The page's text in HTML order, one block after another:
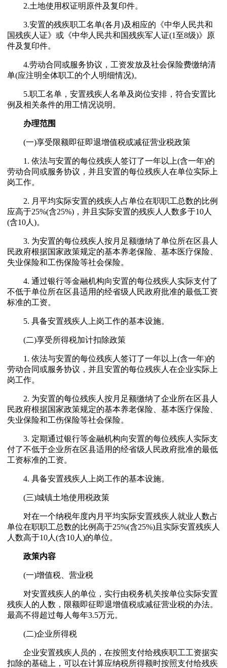
2.土地使用权证明原件及复印件。
3.安置的残疾职工名单(各月)及相应的《中华人民共和
国残疾人证》或《中华人民共和国残疾军人证(1至8级)》原
件及复印件。
4.劳动合同或服务协议，工资发放及社会保险费缴纳清
单(应注明全体职工的个人明细情况)。
5.职工名单，安置残疾人名单及岗位安排，符合安置比
例及相关条件的用工情况说明。
办理范围
(一)享受限额即征即退增值税或减征营业税政策
1. 依法与安置的每位残疾人签订了一年以上(含一年)的
劳动合同或服务协议，并且安置的每位残疾人在单位实际上
岗工作。
2. 月平均实际安置的残疾人占单位在职职工总数的比例
应高于25%(含25%)，并且实际安置的残疾人人数多于10人
(含10人)。
3. 为安置的每位残疾人按月足额缴纳了单位所在区县人
民政府根据国家政策规定的基本养老保险、基本医疗保险、
失业保险和工伤保险等社会保险。
4. 通过银行等金融机构向安置的每位残疾人实际支付了
不低于单位所在区县适用的经省级人民政府批准的最低工资
标准的工资。
5. 具备安置残疾人上岗工作的基本设施。
(二)享受所得税加计扣除政策
1. 依法与安置的每位残疾人签订了一年以上(含一年)的
劳动合同或服务协议，并且安置的每位残疾人在企业实际上
岗工作。
2. 为安置的每位残疾人按月足额缴纳了企业所在区县人
民政府根据国家政策规定的基本养老保险、基本医疗保险、
失业保险和工伤保险等社会保险。
3. 定期通过银行等金融机构向安置的每位残疾人实际支
付了不低于企业所在区县适用的经省级人民政府批准的最低
工资标准的工资。
4. 具备安置残疾人上岗工作的基本设施。
(三)城镇土地使用税政策
对在一个纳税年度内月平均实际安置残疾人就业人数占
单位在职职工总数的比例高于25%(含25%)且实际安置残疾人
人数高于10人(含10人)的单位。
政策内容
(一)增值税、营业税
对安置残疾人的单位，实行由税务机关按单位实际安置
残疾人的人数，限额即征即退增值税或减征营业税的办法。
最高不得超过每人每年3.5万元。
(二)企业所得税
企业安置残疾人员的，在按照支付给残疾职工工资据实
扣除的基础上，可以在计算应纳税所得额时按照支付给残疾